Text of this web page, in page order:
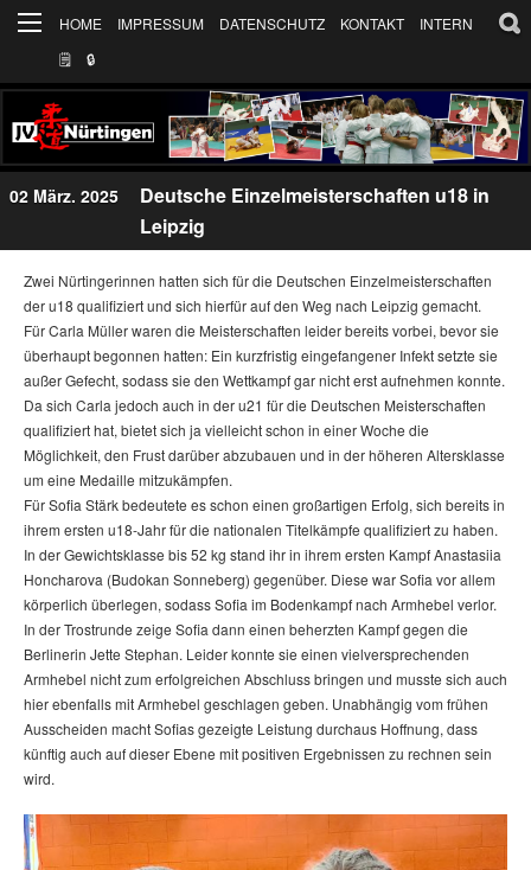
HOME IMPRESSUM DATENSCHUTZ KONTAKT
INTERN
🗒
🔒︎
02 März. 2025
Deutsche Einzelmeisterschaften u18 in
Leipzig
Zwei Nürtingerinnen hatten sich für die Deutschen Einzelmeisterschaften
der u18 qualifiziert und sich hierfür auf den Weg nach Leipzig gemacht.
Für Carla Müller waren die Meisterschaften leider bereits vorbei, bevor sie
überhaupt begonnen hatten: Ein kurzfristig eingefangener Infekt setzte sie
außer Gefecht, sodass sie den Wettkampf gar nicht erst aufnehmen konnte.
Da sich Carla jedoch auch in der u21 für die Deutschen Meisterschaften
qualifiziert hat, bietet sich ja vielleicht schon in einer Woche die
Möglichkeit, den Frust darüber abzubauen und in der höheren Altersklasse
um eine Medaille mitzukämpfen.
Für Sofia Stärk bedeutete es schon einen großartigen Erfolg, sich bereits in
ihrem ersten u18-Jahr für die nationalen Titelkämpfe qualifiziert zu haben.
In der Gewichtsklasse bis 52 kg stand ihr in ihrem ersten Kampf Anastasiia
Honcharova (Budokan Sonneberg) gegenüber. Diese war Sofia vor allem
körperlich überlegen, sodass Sofia im Bodenkampf nach Armhebel verlor.
In der Trostrunde zeige Sofia dann einen beherzten Kampf gegen die
Berlinerin Jette Stephan. Leider konnte sie einen vielversprechenden
Armhebel nicht zum erfolgreichen Abschluss bringen und musste sich auch
hier ebenfalls mit Armhebel geschlagen geben. Unabhängig vom frühen
Ausscheiden macht Sofias gezeigte Leistung durchaus Hoffnung, dass
künftig auch auf dieser Ebene mit positiven Ergebnissen zu rechnen sein
wird.